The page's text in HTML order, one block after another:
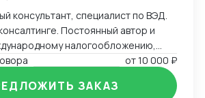
консультант, специалист по ВЭД.
Постоянный автор и
налогообложению,
MLI. Подготовка правовых
в РФ и
Структурирование
от10 000 ₽
ЗАКАЗ